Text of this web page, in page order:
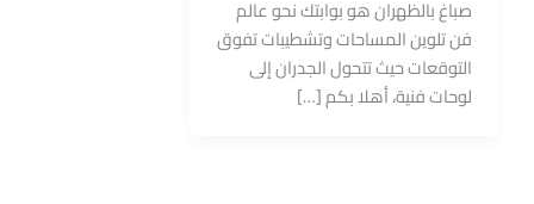
صباغ بالظهران هو بوابتك نحو عالم
فن تلوين المساحات وتشطيبات تفوق
التوقعات حيث تتحول الجدران إلى
لوحات فنية، أهلا بكم […]